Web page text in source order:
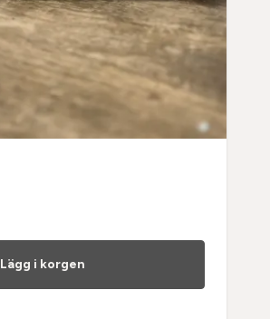
Lägg i korgen